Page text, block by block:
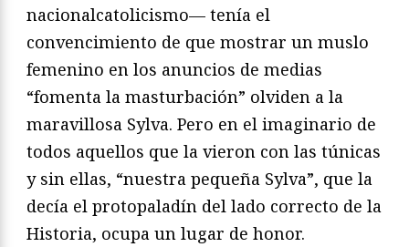
nacionalcatolicismo— tenía el
convencimiento de que mostrar un muslo
femenino en los anuncios de medias
“fomenta la masturbación” olviden a la
maravillosa Sylva. Pero en el imaginario de
todos aquellos que la vieron con las túnicas
y sin ellas, “nuestra pequeña Sylva”, que la
decía el protopaladín del lado correcto de la
Historia, ocupa un lugar de honor.